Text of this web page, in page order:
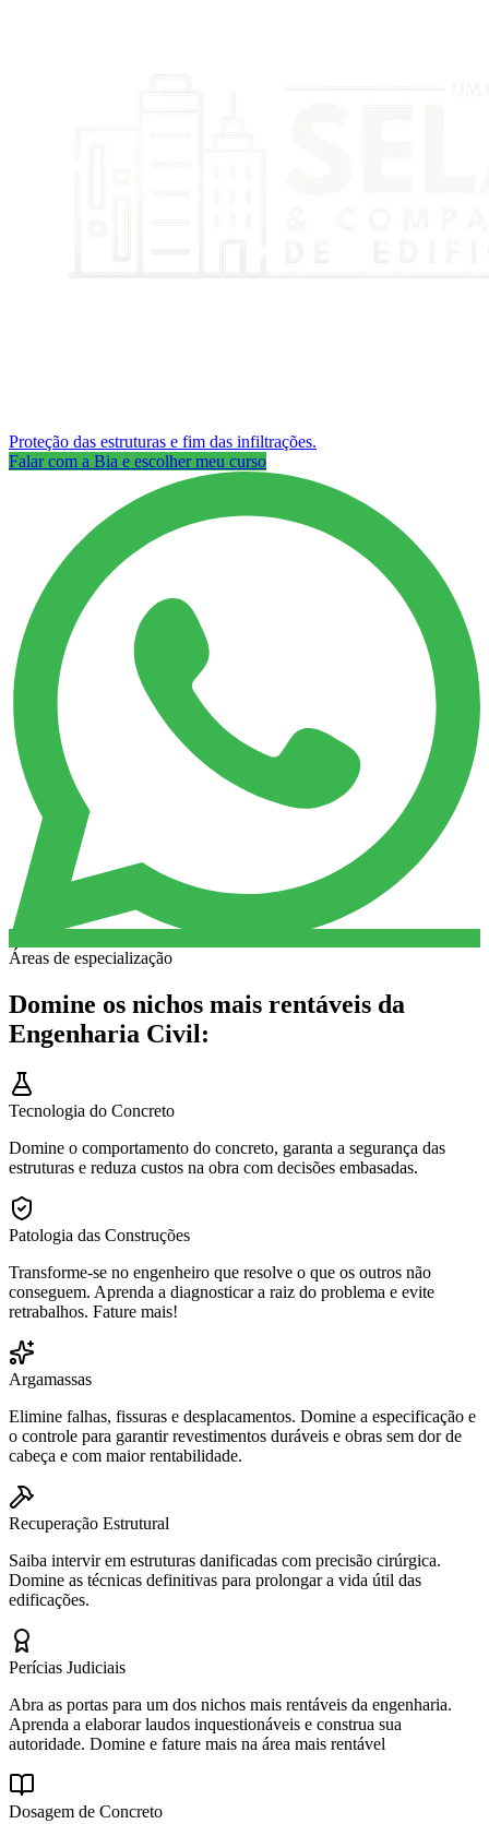
Proteção das estruturas e fim das infiltrações.
Falar com a Bia e escolher meu curso
Áreas de especialização
Domine os nichos mais rentáveis da
Engenharia Civil:
Tecnologia do Concreto
Domine o comportamento do concreto, garanta a segurança das
estruturas e reduza custos na obra com decisões embasadas.
Patologia das Construções
Transforme-se no engenheiro que resolve o que os outros não
conseguem. Aprenda a diagnosticar a raiz do problema e evite
retrabalhos. Fature mais!
Argamassas
Elimine falhas, fissuras e desplacamentos. Domine a especificação e
o controle para garantir revestimentos duráveis e obras sem dor de
cabeça e com maior rentabilidade.
Recuperação Estrutural
Saiba intervir em estruturas danificadas com precisão cirúrgica.
Domine as técnicas definitivas para prolongar a vida útil das
edificações.
Perícias Judiciais
Abra as portas para um dos nichos mais rentáveis da engenharia.
Aprenda a elaborar laudos inquestionáveis e construa sua
autoridade. Domine e fature mais na área mais rentável
Dosagem de Concreto